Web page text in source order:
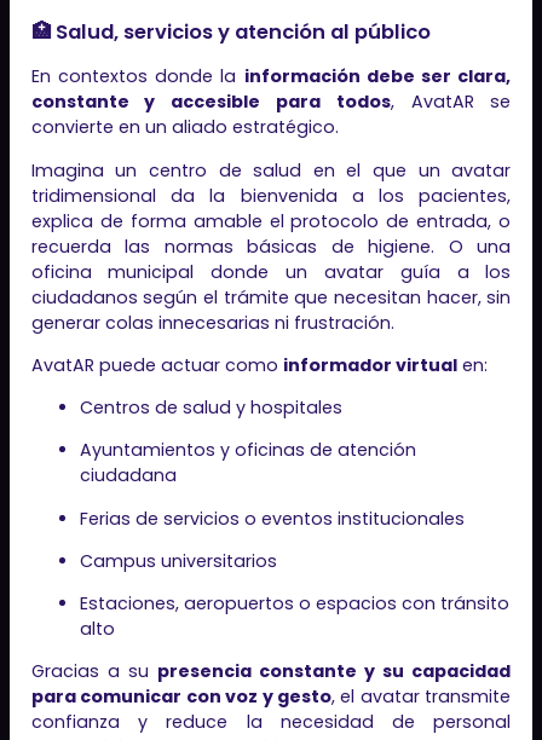
🏥 Salud, servicios y atención al público
En contextos donde la información debe ser clara,
constante y accesible para todos, AvatAR se
convierte en un aliado estratégico.
Imagina un centro de salud en el que un avatar
tridimensional da la bienvenida a los pacientes,
explica de forma amable el protocolo de entrada, o
recuerda las normas básicas de higiene. O una
oficina municipal donde un avatar guía a los
ciudadanos según el trámite que necesitan hacer, sin
generar colas innecesarias ni frustración.
AvatAR puede actuar como informador virtualen:
Centros de salud y hospitales
Ayuntamientos y oficinas de atención
ciudadana
Ferias de servicios o eventos institucionales
Campus universitarios
Estaciones, aeropuertos o espacios con tránsito
alto
Gracias a su presencia constante y su capacidad
para comunicar con voz y gesto, el avatar transmite
confianza y reduce la necesidad de personal